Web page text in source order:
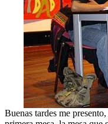
Buenas tardes me